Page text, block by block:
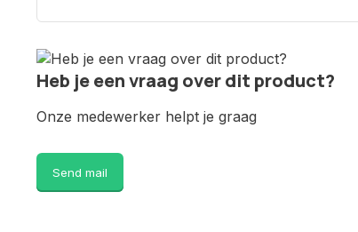
Heb je een vraag over dit product?
Onze medewerker helpt je graag
Send mail